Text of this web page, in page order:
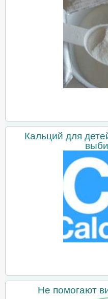
Кальций для
Не помогают